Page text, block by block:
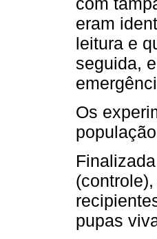
eram
leitura e
seguida,
Os
pupas